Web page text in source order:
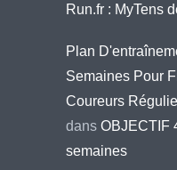
Run.fr : MyTens
Plan
Semaines Pour
Coureurs
dans OBJECTIF
semaines